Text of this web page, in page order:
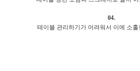
04.
테이블 관리하기가 어려워서 이에 소홀